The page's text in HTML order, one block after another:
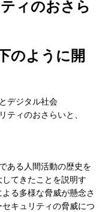
ィのおさら
のように開
デジタル社会
ィのおさらいと、
ある人間活動の歴史を
てきたことを説明す
る多様な脅威が懸念さ
キュリティの脅威につ